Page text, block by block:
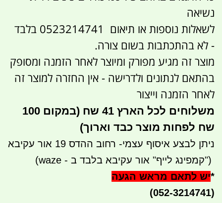
נשיאה
לשאלות נוספות או תיאום 0523214741 בלבד
- לא בהתכתבות בשום צורה.
מוצר זה מגיע מפורק ומיוצר לאחר הזמנה ומסופק
בהתאם לנתונים ולדרישה - אין החזרה למוצר זה
לאחר הזמנה וייצור
משלוחים לכל הארץ 41 שח (במקום 100
שח לפחות מוצר כבד וארוך)
ניתן לבצע איסוף עצמי- רחוב ההדס 19 אור עקיבא
")קמפינג לייף" אור עקיבא בלבד ב - waze)
*יש לתאם מראש הגעה
(052-3214741)